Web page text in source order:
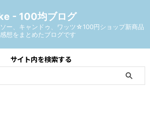
- 100均ブログ
ー、キャンドゥ、ワッツ☆100円ショップ新商品
想をまとめたブログです
サイト内を検索する